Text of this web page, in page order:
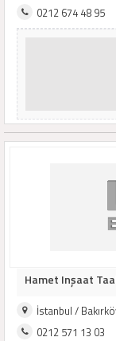
0212 674 48 95
Hamet Inşaat
İstanbul /
0212 571 13 03